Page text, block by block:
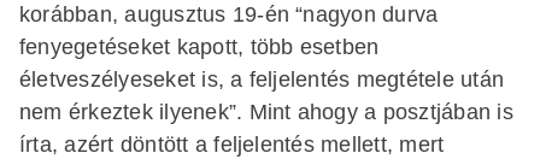
korábban, augusztus 19-én “nagyon durva
fenyegetéseket kapott, több esetben
életveszélyeseket is, a feljelentés megtétele után
nem érkeztek ilyenek”. Mint ahogy a posztjában is
írta, azért döntött a feljelentés mellett, mert